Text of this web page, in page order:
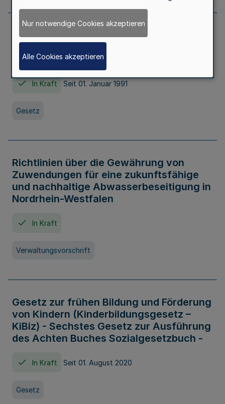
Erstes Gesetz zur Ausführung des
Kinder- und Jugendhilfegesetzes - AG -
KJHG -
In Kraft Seit 01. Januar 1991
Gesetz
Richtlinien über die Gewährung von
Zuwendungen für eine zukunftsfähige
und nachhaltige Abwasserbeseitigung in
Nordrhein-Westfalen
In Kraft
Verwaltungsvorschrift
Gesetz zur frühen Bildung und Förderung
von Kindern (Kinderbildungsgesetz –
KiBiz) - Sechstes Gesetz zur Ausführung
des Achten Buches Sozialgesetzbuch -
In Kraft Seit 01. August 2020
Gesetz
Nur notwendige Cookies akzeptieren
Alle Cookies akzeptieren